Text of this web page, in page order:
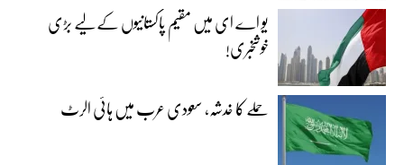
یو اے ای میں مقیم پاکستانیوں کے لیے بڑی
خوشخبری!
حملے کا خدشہ، سعودی عرب میں ہائی الرٹ